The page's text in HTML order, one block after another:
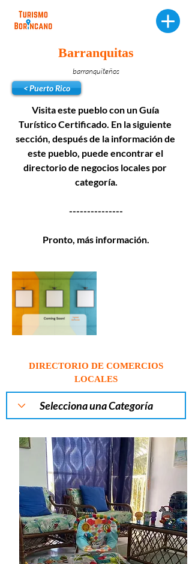
Barranquitas
barranquiteños
< Puerto Rico
Visita este pueblo con un Guía
Turístico Certificado. En la siguiente
sección, después de la información de
este pueblo, puede encontrar el
directorio de negocios locales por
categoría.
---------------
Pronto, más información.
DIRECTORIO DE COMERCIOS
LOCALES